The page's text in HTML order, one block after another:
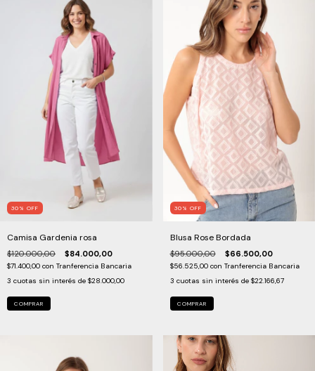
30 % OFF
Camisa Gardenia rosa
$120.000,00 $84.000,00
$71.400,00 con Tranferencia Bancaria
3 cuotas sin interés de $28.000,00
COMPRAR
30 % OFF
Blusa Rose Bordada
$95.000,00 $66.500,00
$56.525,00 con Tranferencia Bancaria
3 cuotas sin interés de $22.166,67
COMPRAR